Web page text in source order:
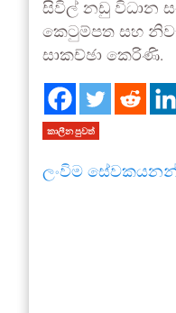
සිවිල් නඩු විධාන
කෙටුම්පත සහ
සාකච්ඡා කෙරිණි.
කාලීන පුවත්
ලංවිම